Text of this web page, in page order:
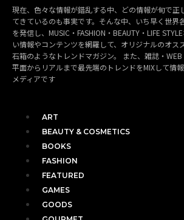
現在、色々な情報が錯乱する中、どの情報が旬で正
てきているのも事実です。そんな中、いち早く世界
を発信し、MUSIC・FASHION・BEAUTY・LIFE
い情報やコンテンツを網羅して、オリジナルのオス
石箱のようなトレンドマガジン。 また、雑誌・
平面からリアルまで最先端のトレンドをMIXして情
メディアです
ART
BEAUTY & COSMETICS
BOOKS
FASHION
FEATURED
GAMES
GOODS